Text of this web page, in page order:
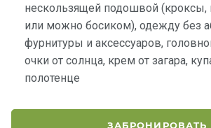
нескользящей подошвой
или можно босиком), одежду без
фурнитуры и аксессуаров,
очки от солнца, крем от загара,
полотенце
ЗАБРОНИРОВАТЬ